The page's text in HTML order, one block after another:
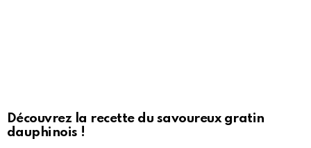
Découvrez la recette du savoureux gratin
dauphinois !